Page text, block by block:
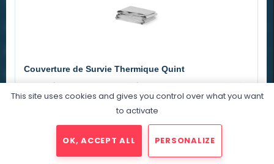
Couverture de Survie Thermique Quint
Imperméable et coupe-vent, idéale pour le sport et le plein air.
NOTRE SOCIÉTÉ
This site uses cookies and gives you control over what you want
to activate
OK, ACCEPT ALL PERSONALIZE